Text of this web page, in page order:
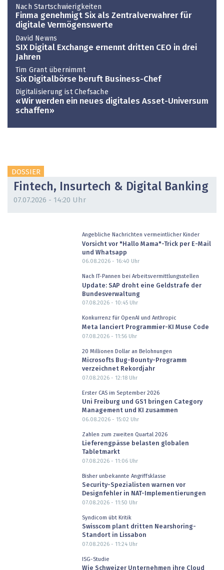
Nach Startschwierigkeiten
Finma genehmigt Six als Zentralverwahrer für
digitale Vermögenswerte
David Newns
SIX Digital Exchange ernennt dritten CEO in drei
Jahren
Tim Grant übernimmt
Six Digitalbörse beruft Business-Chef
Digitalisierung ist Chefsache
« Wir werden ein neues digitales Asset-Universum
schaffen »
DOSSIER
Fintech, Insurtech & Digital Banking
07.07.2026 - 14:20 Uhr
Angebliche Nachrichten vermeintlicher Kinder
Vorsicht vor "Hallo Mama"-Trick per E-Mail
und Whatsapp
06.08.2026 - 16:40 Uhr
Nach IT-Pannen bei Arbeitsvermittlungsstellen
Update: SAP droht eine Geldstrafe der
Bundesverwaltung
07.08.2026 - 10:45Uhr
Konkurrenz für OpenAI und Anthropic
Meta lanciert Programmier-KI Muse Code
07.08.2026 - 11:56Uhr
20 Millionen Dollar an Belohnungen
Microsofts Bug-Bounty-Programm
verzeichnet Rekordjahr
07.08.2026 - 12:18Uhr
Erster CAS im September 2026
Uni Freiburg und GS1 bringen Category
Management und KI zusammen
06.08.2026 - 15:02 Uhr
Zahlen zum zweiten Quartal 2026
Lieferengpässe belasten globalen
Tabletmarkt
07.08.2026 - 11:06Uhr
Bisher unbekannte Angriffsklasse
Security-Spezialisten warnen vor
Designfehler in NAT-Implementierungen
07.08.2026 - 11:50 Uhr
Syndicom übt Kritik
Swisscom plant dritten Nearshoring-
Standort in Lissabon
07.08.2026 - 11:24Uhr
ISG-Studie
Wie Schweizer Unternehmen ihre Cloud